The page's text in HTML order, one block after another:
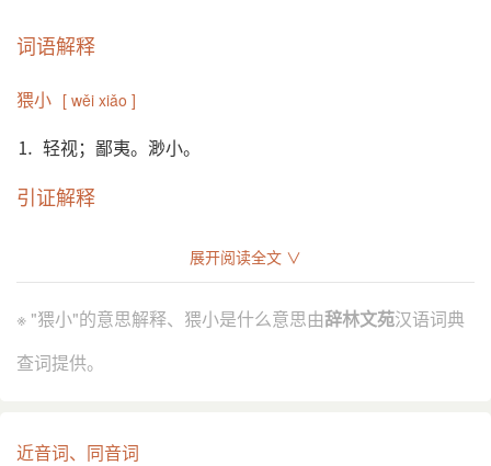
词语解释
猥小 [ wěi xiǎo ]
⒈ 轻视；鄙夷。渺小。
引证解释
明 张居正 《豫所吕公墓志铭》：“世儒嘐嘐，猥小 曹
引 洪深 《电影戏剧的编剧方法》第二章：“每一个男人
能看见的地方去的。”
展开阅读全文 ∨
※ "猥小"的意思解释、猥小是什么意思由辞林文苑汉语词典
查词提供。
近音词、同音词